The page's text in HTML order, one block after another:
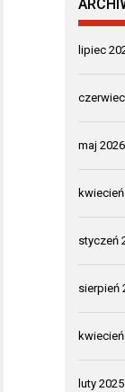
lipiec
maj 2026
styczeń
sierpień
luty 2025